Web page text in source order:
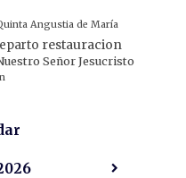
Angustia de María
restauracion
Señor Jesucristo